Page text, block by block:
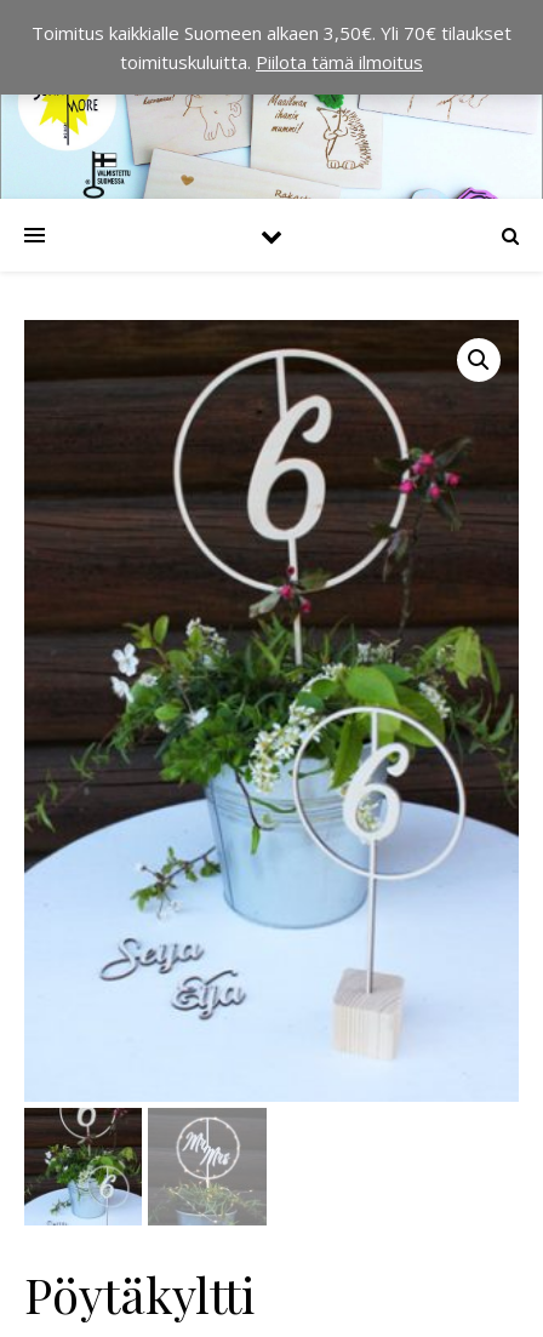
Pöytäkyltti
Toimitus kaikkialle Suomeen alkaen 3,50€. Yli 70€ tilaukset
toimituskuluitta. Piilota tämä ilmoitus